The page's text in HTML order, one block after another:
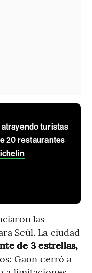
atrayendo turistas
20 restaurantes
las
Seúl. La ciudad
de 3 estrellas,
Gaon cerró a